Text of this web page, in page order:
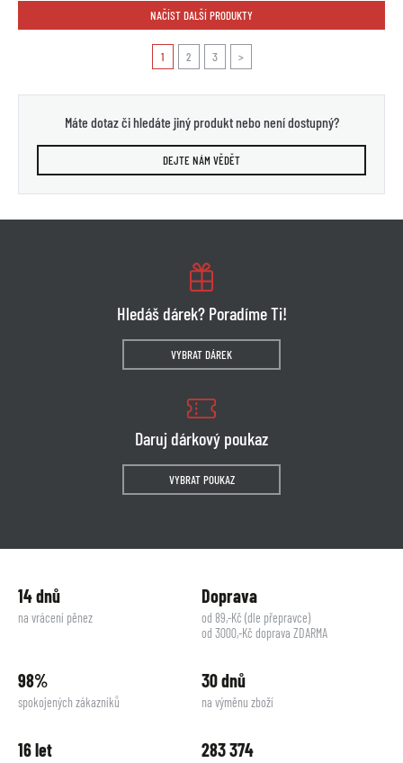
NAČÍST DALŠÍ PRODUKTY
1 2 3 >
Máte dotaz či hledáte jiný produkt nebo není dostupný?
DEJTE NÁM VĚDĚT
Hledáš dárek? Poradíme Ti!
VYBRAT DÁREK
Daruj dárkový poukaz
VYBRAT POUKAZ
14 dnů
na vrácení pěnez
Doprava
od 89,-Kč (dle přepravce)
od 3000,-Kč doprava ZDARMA
98%
spokojených zákazníků
30 dnů
na výměnu zboží
16 let 283 374